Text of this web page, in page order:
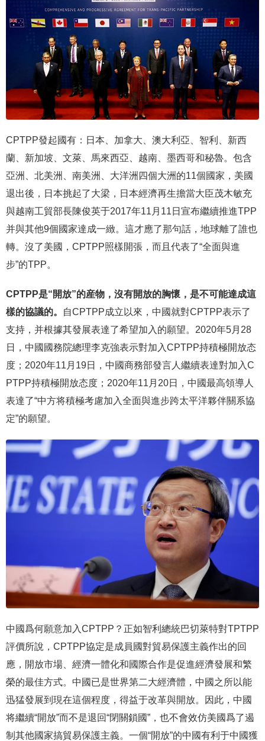
CPTPP發起國有：日本、加拿大、澳大利亞、智利、新西
蘭、新加坡、文萊、馬來西亞、越南、墨西哥和秘魯。包含
亞洲、北美洲、南美洲、大洋洲四個大洲的11個國家，美國
退出後，日本挑起了大梁，日本經濟再生擔當大臣茂木敏充
與越南工貿部長陳俊英于2017年11月11日宣布繼續推進TPP
并與其他9個國家達成一緻。這才應了那句話，地球離了誰也
轉。沒了美國，CPTPP照樣開張，而且代表了“全面與進
步”的TPP。
CPTPP是“開放”的産物，沒有開放的胸懷，是不可能達成這
樣的協議的。
自CPTPP成立以來，中國就對CPTPP表示了
支持，并根據其發展表達了希望加入的願望。2020年5月28
日，中國國務院總理李克強表示對加入CPTPP持積極開放态
度；2020年11月19日，中國商務部發言人繼續表達對加入C
PTPP持積極開放态度；2020年11月20日，中國最高領導人
表達了“中方将積極考慮加入全面與進步跨太平洋夥伴關系協
定”的願望。
中國爲何願意加入CPTPP？正如智利總統巴切萊特對TPTPP
評價所說，CPTPP協定是成員國對貿易保護主義作出的回
應，開放市場、經濟一體化和國際合作是促進經濟發展和繁
榮的最佳方式。中國已是世界第二大經濟體，中國之所以能
迅猛發展到現在這個程度，得益于改革與開放。因此，中國
将繼續“開放”而不是退回“閉關鎖國”，也不會效仿美國爲了遏
制其他國家搞貿易保護主義。一個“開放”的中國有利于中國獲